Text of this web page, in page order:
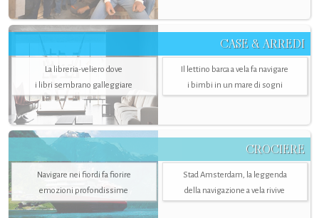
CASE & ARREDI
La libreria-veliero dove
i libri sembrano galleggiare
Il lettino barca a vela fa navigare
i bimbi in un mare di sogni
CROCIERE
Navigare nei fiordi fa fiorire
emozioni profondissime
Stad Amsterdam, la leggenda
della navigazione a vela rivive